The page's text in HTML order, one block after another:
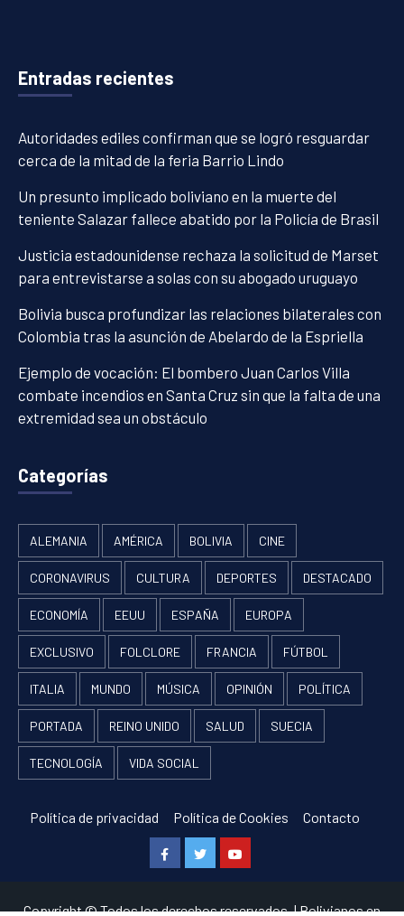
Entradas recientes
Autoridades ediles confirman que se logró resguardar
cerca de la mitad de la feria Barrio Lindo
Un presunto implicado boliviano en la muerte del
teniente Salazar fallece abatido por la Policía de Brasil
Justicia estadounidense rechaza la solicitud de Marset
para entrevistarse a solas con su abogado uruguayo
Bolivia busca profundizar las relaciones bilaterales con
Colombia tras la asunción de Abelardo de la Espriella
Ejemplo de vocación: El bombero Juan Carlos Villa
combate incendios en Santa Cruz sin que la falta de una
extremidad sea un obstáculo
Categorías
ALEMANIA AMÉRICA BOLIVIA CINE
CORONAVIRUS CULTURA DEPORTES DESTACADO
ECONOMÍA EEUU ESPAÑA EUROPA
EXCLUSIVO FOLCLORE FRANCIA FÚTBOL
ITALIA MUNDO MÚSICA OPINIÓN POLÍTICA
PORTADA REINO UNIDO SALUD SUECIA
TECNOLOGÍA VIDA SOCIAL
Política de privacidad Política de Cookies Contacto
FacebookTwitterYoutube
Copyright © Todos los derechos reservados.|Bolivianos en